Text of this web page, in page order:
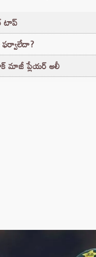
టాప్‌
మాజీ ప్లేయర్ అలీ